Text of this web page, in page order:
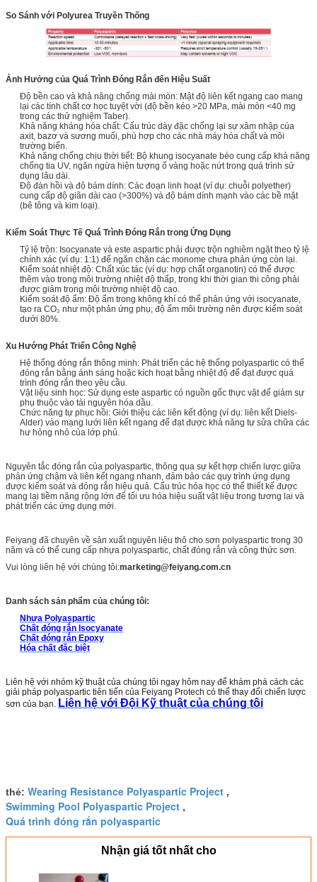
So Sánh với Polyurea Truyền Thống
Ảnh Hưởng của Quá Trình Đóng Rắn đến Hiệu Suất
Độ bền cao và khả năng chống mài mòn: Mật độ liên kết ngang cao mang
lại các tính chất cơ học tuyệt vời (độ bền kéo >20 MPa, mài mòn <40 mg
trong các thử nghiệm Taber).
Khả năng kháng hóa chất: Cấu trúc dày đặc chống lại sự xâm nhập của
axit, bazơ và sương muối, phù hợp cho các nhà máy hóa chất và môi
trường biển.
Khả năng chống chịu thời tiết: Bộ khung isocyanate béo cung cấp khả năng
chống tia UV, ngăn ngừa hiện tượng ố vàng hoặc nứt trong quá trình sử
dụng lâu dài.
Độ đàn hồi và độ bám dính: Các đoạn linh hoạt (ví dụ: chuỗi polyether)
cung cấp độ giãn dài cao (>300%) và độ bám dính mạnh vào các bề mặt
(bê tông và kim loại).
Kiểm Soát Thực Tế Quá Trình Đóng Rắn trong Ứng Dụng
Tỷ lệ trộn: Isocyanate và este aspartic phải được trộn nghiêm ngặt theo tỷ lệ
chính xác (ví dụ: 1:1) để ngăn chặn các monome chưa phản ứng còn lại.
Kiểm soát nhiệt độ: Chất xúc tác (ví dụ: hợp chất organotin) có thể được
thêm vào trong môi trường nhiệt độ thấp, trong khi thời gian thi công phải
được giảm trong môi trường nhiệt độ cao.
Kiểm soát độ ẩm: Độ ẩm trong không khí có thể phản ứng với isocyanate,
tạo ra CO₂ như một phản ứng phụ; độ ẩm môi trường nên được kiểm soát
dưới 80%.
Xu Hướng Phát Triển Công Nghệ
Hệ thống đóng rắn thông minh: Phát triển các hệ thống polyaspartic có thể
đóng rắn bằng ánh sáng hoặc kích hoạt bằng nhiệt độ để đạt được quá
trình đóng rắn theo yêu cầu.
Vật liệu sinh học: Sử dụng este aspartic có nguồn gốc thực vật để giảm sự
phụ thuộc vào tài nguyên hóa dầu.
Chức năng tự phục hồi: Giới thiệu các liên kết động (ví dụ: liên kết Diels-
Alder) vào mạng lưới liên kết ngang để đạt được khả năng tự sửa chữa các
hư hỏng nhỏ của lớp phủ.
Nguyên tắc đóng rắn của polyaspartic, thông qua sự kết hợp chiến lược giữa
phản ứng chậm và liên kết ngang nhanh, đảm bảo các quy trình ứng dụng
được kiểm soát và đóng rắn hiệu quả. Cấu trúc hóa học có thể thiết kế được
mang lại tiềm năng rộng lớn để tối ưu hóa hiệu suất vật liệu trong tương lai và
phát triển các ứng dụng mới.
Feiyang đã chuyên về sản xuất nguyên liệu thô cho sơn polyaspartic trong 30
năm và có thể cung cấp nhựa polyaspartic, chất đóng rắn và công thức sơn.
Vui lòng liên hệ với chúng tôi:marketing@feiyang.com.cn
Danh sách sản phẩm của chúng tôi:
Nhựa Polyaspartic
Chất đóng rắn Isocyanate
Chất đóng rắn Epoxy
Hóa chất đặc biệt
Liên hệ với nhóm kỹ thuật của chúng tôi ngay hôm nay để khám phá cách các
giải pháp polyaspartic tiên tiến của Feiyang Protech có thể thay đổi chiến lược
sơn của bạn.
Liên hệ với Đội Kỹ thuật của chúng tôi
thẻ: Wearing Resistance Polyaspartic Project ,
Swimming Pool Polyaspartic Project ,
Quá trình đóng rắn polyaspartic
Nhận giá tốt nhất cho